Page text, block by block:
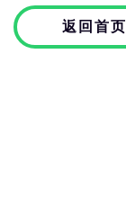
返回首页